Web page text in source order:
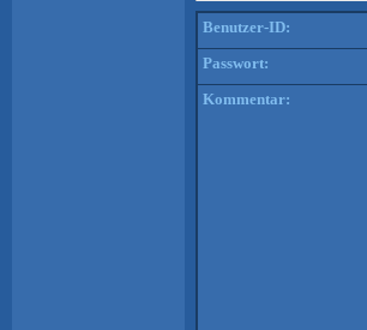
Benutzer-ID:
Passwort:
Kommentar: